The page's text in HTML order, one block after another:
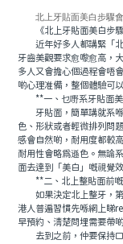
北上牙貼面美白步驟
《北上牙貼面美白步驟
近年好多人都講緊「北
牙齒美觀要求愈嚟愈高，
多人又會擔心個過程會唔
啲心理准備，整個體驗可
**一、乜嘢系牙貼面美
牙貼面，簡單講就系喺
色、形狀或者輕微排列問
感會自然啲，耐用度都較
耐用性會略爲遜色。無論
面去達到「美白」嘅視覺
**二、北上整貼面前嘅
如果決定北上整牙，第
港人普遍習慣先喺網上睇
早預約、清楚問埋需要帶
去到之前，仲要保持口